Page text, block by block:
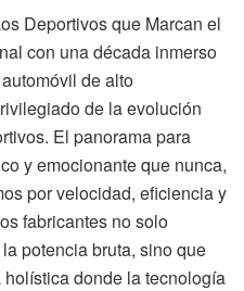
Deportivos que Marcan el
con una década inmerso
de alto
de la evolución
El panorama para
y emocionante que nunca,
por velocidad, eficiencia y
fabricantes no solo
potencia bruta, sino que
donde la tecnología